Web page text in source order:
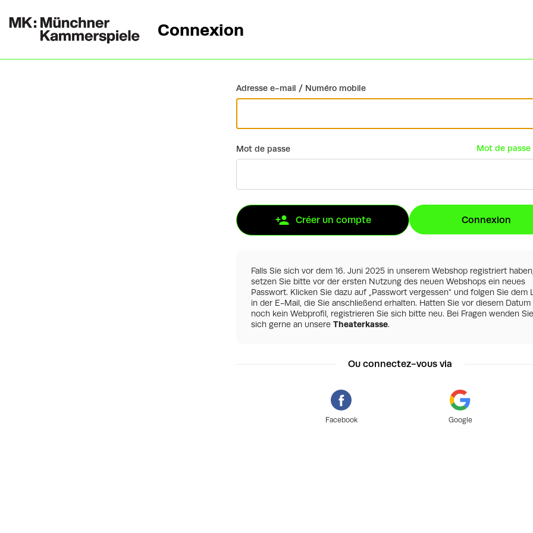
Retour
Connexion
Adresse e-mail / Numéro mobile
Mot de passe Mot de passe
Créer un compte Connexion
Falls Sie sich vor dem 16. Juni 2025 in unserem Webshop registriert haben,
setzen Sie bitte vor der ersten Nutzung des neuen Webshops ein neues
Passwort. Klicken Sie dazu auf „Passwort vergessen“ und folgen Sie dem
in der E-Mail, die Sie anschließend erhalten. Hatten Sie vor diesem Datum
noch kein Webprofil, registrieren Sie sich bitte neu. Bei Fragen wenden Sie
sich gerne an unsere Theaterkasse.
Ou connectez-vous via
Facebook Google